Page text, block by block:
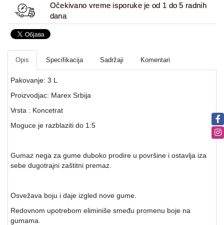
Očekivano vreme isporuke je od 1 do 5 radnih
dana
Opis Specifikacija Sadržaji Komentari
Pakovanje: 3 L
Proizvodjac: Marex Srbija
Vrsta : Koncetrat
Moguce je razblaziti do 1:5
Gumaz nega za gume duboko prodire u površine i ostavlja iza
sebe dugotrajni zaštitni premaz.
Osvežava boju i daje izgled nove gume.
Redovnom upotrebom eliminiše smeđu promenu boje na
gumama.